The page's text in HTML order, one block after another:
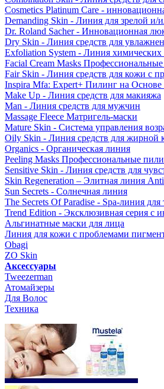
Cosmetics Platinum Care -
Demanding Skin - Линия для зрелой и/
Dr. Roland Sacher - Инновационная
Dry Skin - Линия средств для
Exfoliation System - Линия химических
Facial Cream Masks
Fair Skin - Линия средств для кожи с
Inspira Mfa: Expert+ Пилинг на
Make Up - Линия средств для макияжа
Man - Линия средств для мужчин
Massage Fleece Матригель-маски
Mature Skin - Система управления
Oily Skin - Линия средств для жирной
Organics - Органическая линия
Peeling Masks Профессиональные
Sensitive Skin - Линия средств для
Skin Regeneration – Элитная линия
Sun Secrets - Солнечная линия
The Secrets Of Paradise - Spa-линия для
Trend Edition - Эксклюзивная серия с
Альгинатные маски для лица
Линия для кожи с проблемами
Obagi
ZO Skin
Aксессуары
Tweezerman
Атомайзеры
Для Волос
Техника